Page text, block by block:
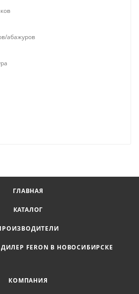
абажуров
ГЛАВНАЯ
КАТАЛОГ
FERON В НОВОСИБИРСКЕ
КОМПАНИЯ